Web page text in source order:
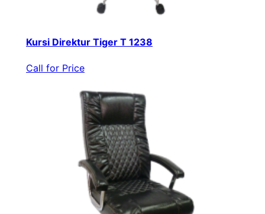
Kursi Direktur Tiger T 1238
Call for Price